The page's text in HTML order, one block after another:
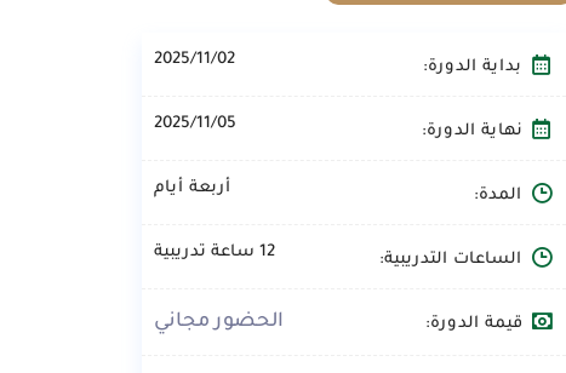
بداية الدورة: 2025/11/02
نهاية الدورة: 2025/11/05
المدة: أربعة أيام
الساعات التدريبية: 12 ساعة تدريبية
قيمة الدورة: الحضور مجاني